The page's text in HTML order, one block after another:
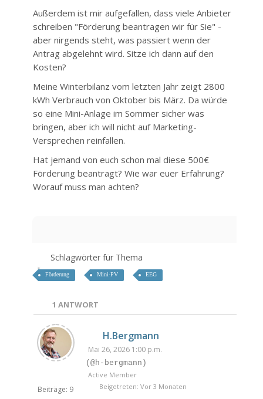
Außerdem ist mir aufgefallen, dass viele Anbieter
schreiben "Förderung beantragen wir für Sie" -
aber nirgends steht, was passiert wenn der
Antrag abgelehnt wird. Sitze ich dann auf den
Kosten?
Meine Winterbilanz vom letzten Jahr zeigt 2800
kWh Verbrauch von Oktober bis März. Da würde
so eine Mini-Anlage im Sommer sicher was
bringen, aber ich will nicht auf Marketing-
Versprechen reinfallen.
Hat jemand von euch schon mal diese 500€
Förderung beantragt? Wie war euer Erfahrung?
Worauf muss man achten?
Schlagwörter für Thema
Förderung Mini-PV EEG
1 ANTWORT
Beiträge: 9
H.Bergmann
Mai 26, 2026 1:00 p.m.
(@h-bergmann)
Active Member
Beigetreten: Vor 3 Monaten